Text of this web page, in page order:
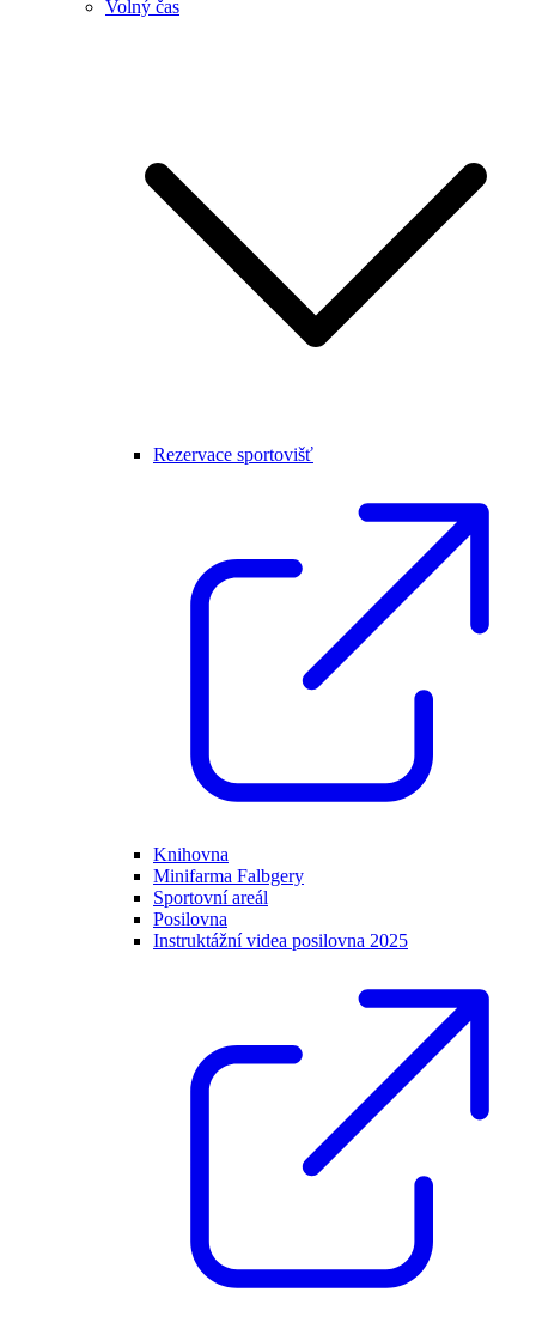
Volný čas
Rezervace sportovišť
Knihovna
Minifarma Falbgery
Sportovní areál
Posilovna
Instruktážní videa posilovna 2025